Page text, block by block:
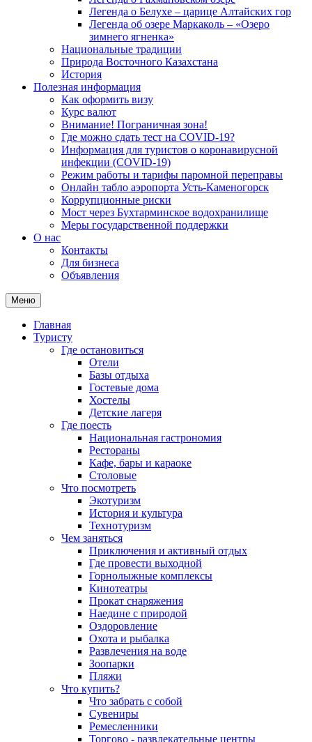
Легенда о Белухе – царице Алтайских гор
Легенда об озере Маркаколь – «Озеро
зимнего ягненка»
Национальные традиции
Природа Восточного Казахстана
История
Полезная информация
Как оформить визу
Курс валют
Внимание! Пограничная зона!
Где можно сдать тест на COVID-19?
Информация для туристов о коронавирусной
инфекции (COVID-19)
Режим работы и тарифы паромной переправы
Онлайн табло аэропорта Усть-Каменогорск
Коррупционные риски
Мост через Бухтарминское водохранилище
Меры государственной поддержки
О нас
Контакты
Для бизнеса
Объявления
Меню
Главная
Туристу
Где остановиться
Отели
Базы отдыха
Гостевые дома
Хостелы
Детские лагеря
Где поесть
Национальная гастрономия
Рестораны
Кафе, бары и караоке
Столовые
Что посмотреть
Экотуризм
История и культура
Технотуризм
Чем заняться
Приключения и активный отдых
Где провести выходной
Горнолыжные комплексы
Кинотеатры
Прокат снаряжения
Наедине с природой
Оздоровление
Охота и рыбалка
Развлечения на воде
Зоопарки
Пляжи
Что купить?
Что забрать с собой
Сувениры
Ремесленники
Торгово - развлекательные центры